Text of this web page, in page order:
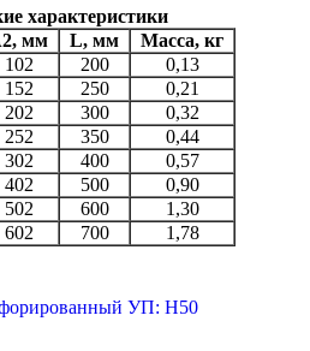
характеристики
мм L, мм
Масса, кг
102 200
0,13
152 250
0,21
202 300
0,32
252 350
0,44
302 400
0,57
402 500
0,90
502 600
1,30
602 700 1,78